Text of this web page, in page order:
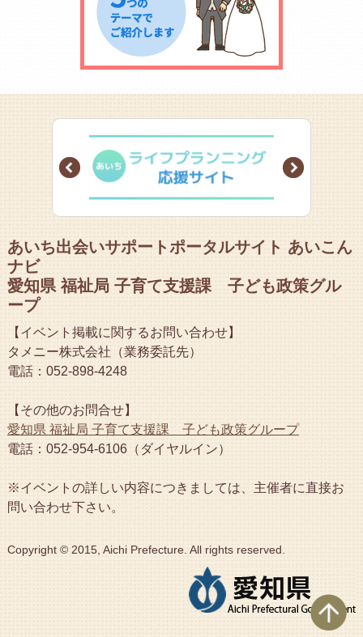
Prev Next
あいち出会いサポートポータルサイト あいこん
ナビ
愛知県 福祉局 子育て支援課 子ども政策グル
ープ
【イベント掲載に関するお問い合わせ】
タメニー株式会社（業務委託先）
電話：052-898-4248
【その他のお問合せ】
愛知県 福祉局 子育て支援課 子ども政策グループ
電話：052-954-6106（ダイヤルイン）
※イベントの詳しい内容につきましては、主催者に直接お
問い合わせ下さい。
Copyright © 2015, Aichi Prefecture. All rights reserved.